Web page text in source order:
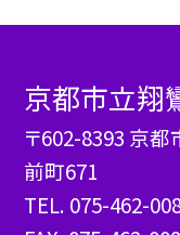
京都市立翔
〒602-8393 京
前町671
TEL. 075-462-